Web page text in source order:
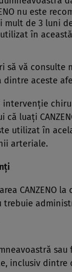
nu este
de 3 luni
în
vă consulte
dintre aceste
intervenţie
luaţi
utilizat în
arteriale.
CANZENO
trebuie
inclusiv